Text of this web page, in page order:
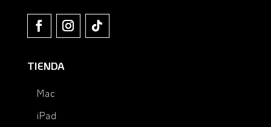
TIENDA
Mac
iPad